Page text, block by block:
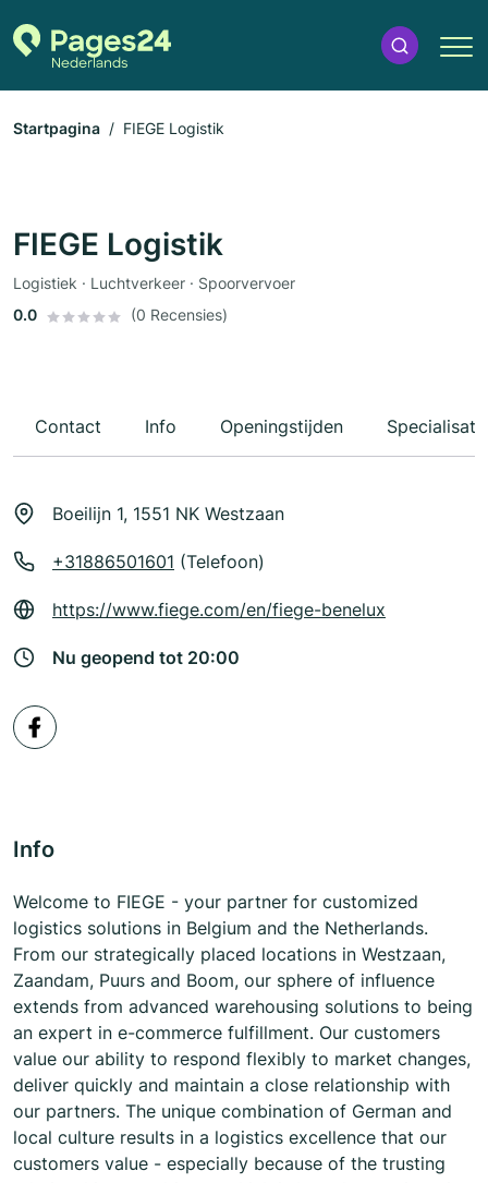
Startpagina FIEGE Logistik
FIEGE Logistik
Logistiek · Luchtverkeer · Spoorvervoer
0.0
(0 Recensies)
Contact Info Openingstijden
Boeilijn 1, 1551 NK Westzaan
+31886501601 (Telefoon)
https://www.fiege.com/en/fiege-benelux
Nu geopend tot 20:00
Info
Welcome to FIEGE - your partner for customized
logistics solutions in Belgium and the Netherlands.
From our strategically placed locations in Westzaan,
Zaandam, Puurs and Boom, our sphere of influence
extends from advanced warehousing solutions to being
an expert in e-commerce fulfillment. Our customers
value our ability to respond flexibly to market changes,
deliver quickly and maintain a close relationship with
our partners. The unique combination of German and
local culture results in a logistics excellence that our
customers value - especially because of the trusting